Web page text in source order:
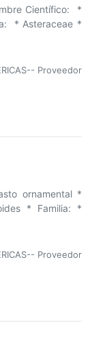
Científico: *
* Asteraceae *
Proveedor
ornamental *
* Familia: *
Proveedor